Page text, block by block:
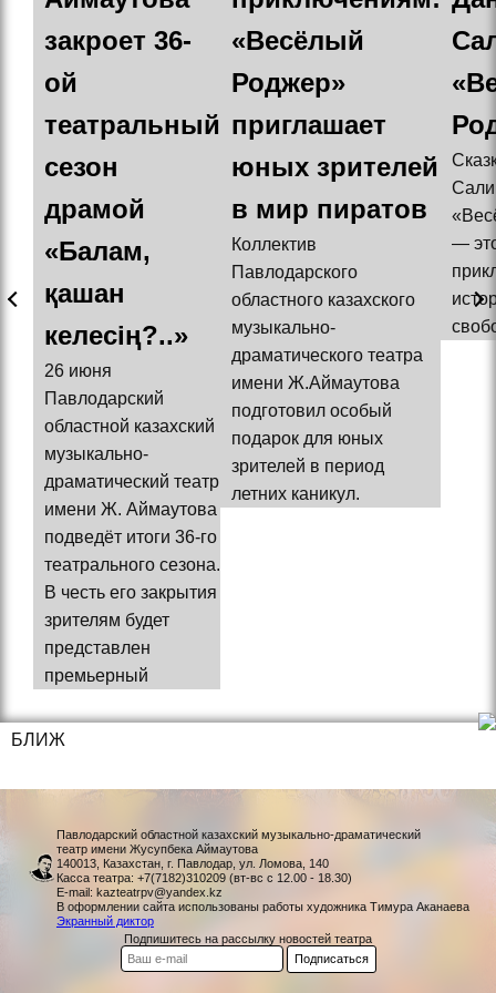
закроет 36-
ой
театральный
сезон
драмой
«Балам,
қашан
келесің?..»
26 июня
Павлодарский
областной казахский
музыкально-
драматический театр
имени Ж. Аймаутова
подведёт итоги 36-го
театрального сезона.
В честь его закрытия
зрителям будет
представлен
премьерный
«Весёлый
Роджер»
приглашает
юных зрителей
в мир пиратов
Коллектив
Павлодарского
областного казахского
музыкально-
драматического театра
имени Ж.Аймаутова
подготовил особый
подарок для юных
зрителей в период
летних каникул.
—
БЛИЖ
Павлодарский областной казахский музыкально-драматический
театр имени Жусупбека Аймаутова
140013, Казахстан, г. Павлодар, ул. Ломова, 140
Касса театра: +7(7182)310209 (вт-вс с 12.00 - 18.30)
E-mail: kazteatrpv@yandex.kz
В оформлении сайта использованы работы художника Тимура Аканаева
Экранный диктор
Подпишитесь на рассылку новостей театра
Подписаться